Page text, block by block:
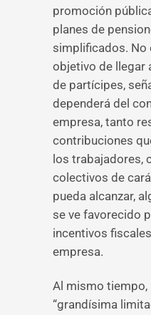
promoción
planes de
simplificados. No
objetivo de llegar
de partícipes,
dependerá del
empresa, tanto
contribuciones
los trabajadores,
colectivos de
pueda alcanzar,
se ve favorecido
incentivos
empresa.
Al mismo tiempo,
“grandísima